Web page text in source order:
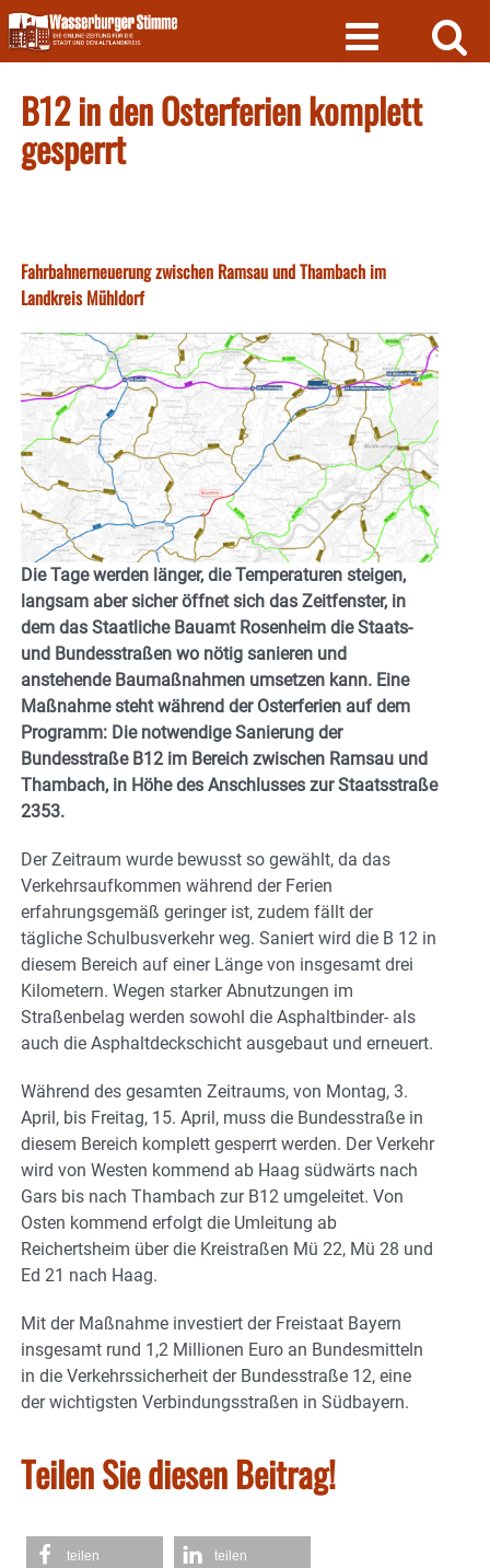
Skip
to
content
B12 in den Osterferien komplett
gesperrt
Fahrbahnerneuerung zwischen Ramsau und Thambach im
Landkreis Mühldorf
Die Tage werden länger, die Temperaturen steigen,
langsam aber sicher öffnet sich das Zeitfenster, in
dem das Staatliche Bauamt Rosenheim die Staats-
und Bundesstraßen wo nötig sanieren und
anstehende Baumaßnahmen umsetzen kann. Eine
Maßnahme steht während der Osterferien auf dem
Programm: Die notwendige Sanierung der
Bundesstraße B12 im Bereich zwischen Ramsau und
Thambach, in Höhe des Anschlusses zur Staatsstraße
2353.
Der Zeitraum wurde bewusst so gewählt, da das
Verkehrsaufkommen während der Ferien
erfahrungsgemäß geringer ist, zudem fällt der
tägliche Schulbusverkehr weg. Saniert wird die B 12 in
diesem Bereich auf einer Länge von insgesamt drei
Kilometern. Wegen starker Abnutzungen im
Straßenbelag werden sowohl die Asphaltbinder- als
auch die Asphaltdeckschicht ausgebaut und erneuert.
Während des gesamten Zeitraums, von Montag, 3.
April, bis Freitag, 15. April, muss die Bundesstraße in
diesem Bereich komplett gesperrt werden. Der Verkehr
wird von Westen kommend ab Haag südwärts nach
Gars bis nach Thambach zur B12 umgeleitet. Von
Osten kommend erfolgt die Umleitung ab
Reichertsheim über die Kreistraßen Mü 22, Mü 28 und
Ed 21 nach Haag.
Mit der Maßnahme investiert der Freistaat Bayern
insgesamt rund 1,2 Millionen Euro an Bundesmitteln
in die Verkehrssicherheit der Bundesstraße 12, eine
der wichtigsten Verbindungsstraßen in Südbayern.
Teilen Sie diesen Beitrag!
teilen teilen